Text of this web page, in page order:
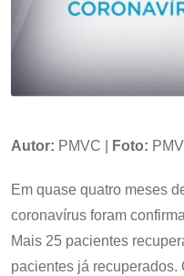
Autor: PMVC | Foto:
Em quase quatro meses
coronavírus foram
Mais 25 pacientes
pacientes já recuperados.